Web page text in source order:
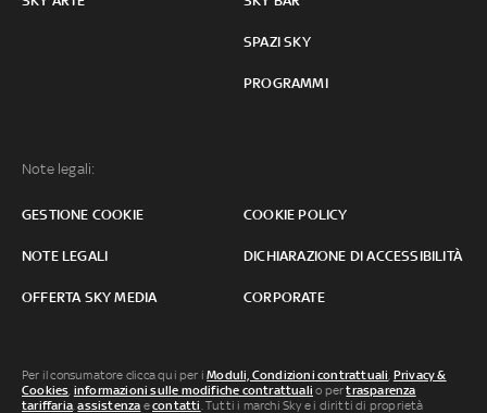
SPAZI SKY
PROGRAMMI
Note legali:
GESTIONE COOKIE COOKIE POLICY
NOTE LEGALI DICHIARAZIONE DI ACCESSIBILITÀ
OFFERTA SKY MEDIA CORPORATE
Per il consumatore clicca qui per iModuli, Condizioni contrattuali, Privacy &
Cookies, informazioni sulle modifiche contrattuali o pertrasparenza
tariffaria,assistenza econtatti. Tutti i marchi Sky e i diritti di proprietà